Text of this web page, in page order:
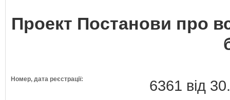
Проект Постанови про
Номер, дата реєстрації: 6361 від